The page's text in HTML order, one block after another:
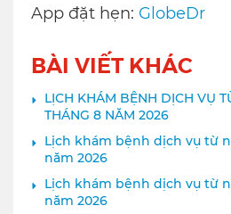
App đặt hẹn: GlobeDr
BÀI VIẾT KHÁC
LỊCH KHÁM BỆNH DỊCH VỤ
THÁNG 8 NĂM 2026
Lịch khám bệnh dịch vụ từ
năm 2026
Lịch khám bệnh dịch vụ từ
năm 2026